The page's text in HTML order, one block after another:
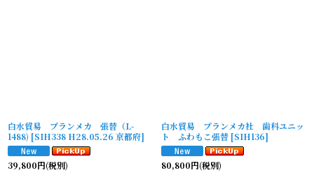
白水貿易 プランメカ 張替（L-
1488) [SIH338 H28.05.26 京都府]
39,800円(税別)
白水貿易 プランメカ社 歯科ユニッ
ト ふわもこ張替 [SIH136]
80,800円(税別)